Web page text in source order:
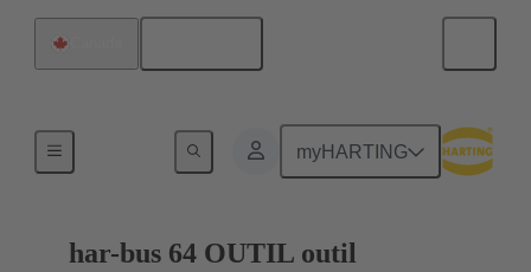
myHARTING
Outil inférieur
har-bus 64 OUTIL outil